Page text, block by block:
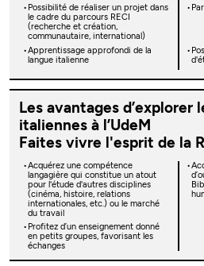
Possibilité de réaliser un projet dans
le cadre du parcours RECI
(recherche et création,
communautaire, international)
Apprentissage approfondi de la
langue italienne
Les avantages d’explorer
italiennes à l’UdeM
Faites vivre l'esprit de la
Acquérez une compétence
langagière qui constitue un atout
pour l'étude d'autres disciplines
(cinéma, histoire, relations
internationales, etc.) ou le marché
du travail
Profitez d’un enseignement donné
en petits groupes, favorisant les
échanges